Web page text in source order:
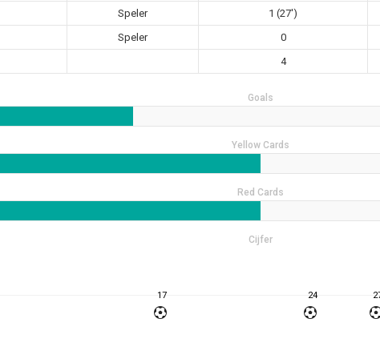
Speler 1 (27')
Speler 0
4
Goals
Yellow Cards
Red Cards
Cijfer
17 24